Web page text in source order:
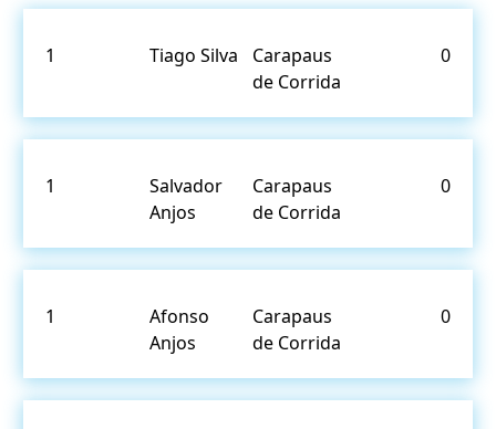
1 Tiago Silva
Carapaus
de Corrida
0
1
Salvador
Anjos
Carapaus
de Corrida
0
1
Afonso
Anjos
Carapaus
de Corrida
0